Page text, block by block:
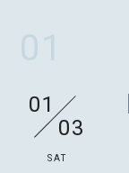
01
03
SAT